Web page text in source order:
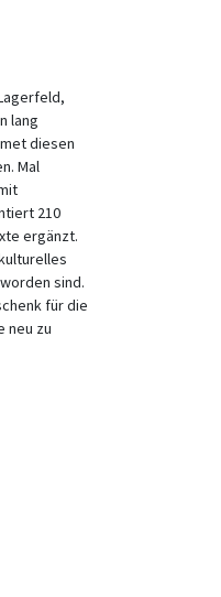
lang
diesen
Mal
210
ergänzt.
sind.
für die
neu zu